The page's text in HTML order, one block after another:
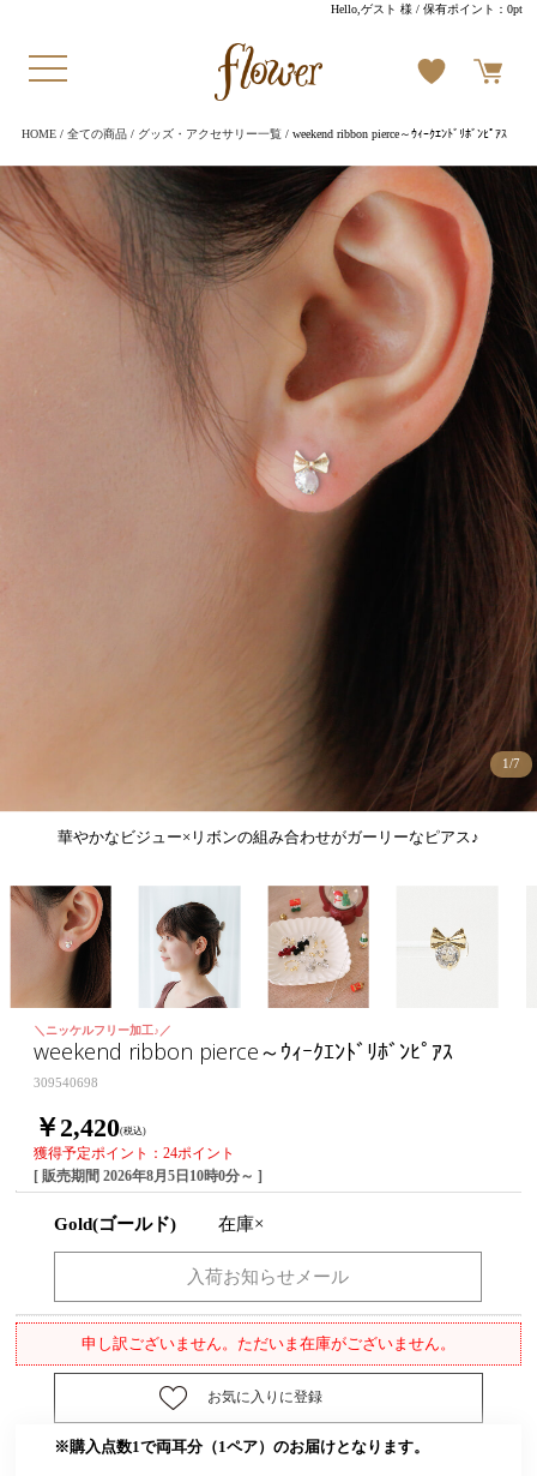
Hello,ゲスト 様 / 保有ポイント：0pt
HOME/ 全ての商品/ グッズ・アクセサリー一覧/ weekend ribbon pierce～ｳｨｰｸｴﾝﾄﾞﾘﾎﾞﾝﾋﾟｱｽ
華やかなビジュー×リボンの組み合わせがガーリーなピアス♪
1/7
＼ニッケルフリー加工♪／
weekend ribbon pierce～ｳｨｰｸｴﾝﾄﾞﾘﾎﾞﾝﾋﾟｱｽ
309540698
￥2,420(税込)
獲得予定ポイント：24ポイント
[ 販売期間2026年8月5日10時0分～ ]
Gold(ゴールド) 在庫×
申し訳ございません。ただいま在庫がございません。
お気に入りに登録
※購入点数1で両耳分（1ペア）のお届けとなります。